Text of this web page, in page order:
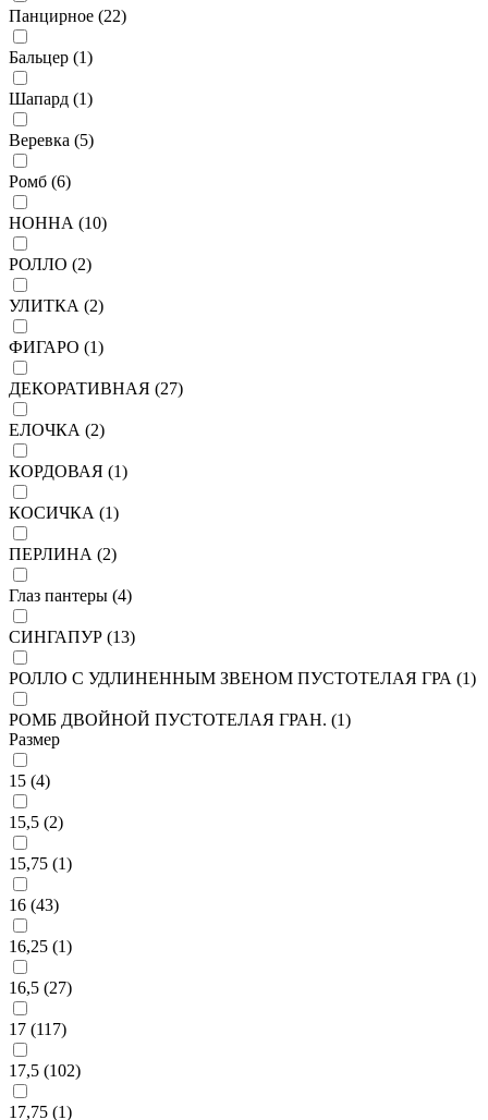
Панцирное (22)
Бальцер (1)
Шапард (1)
Веревка (5)
Ромб (6)
НОННА (10)
РОЛЛО (2)
УЛИТКА (2)
ФИГАРО (1)
ДЕКОРАТИВНАЯ (27)
ЕЛОЧКА (2)
КОРДОВАЯ (1)
КОСИЧКА (1)
ПЕРЛИНА (2)
Глаз пантеры (4)
СИНГАПУР (13)
РОЛЛО С УДЛИНЕННЫМ ЗВЕНОМ ПУСТОТЕЛАЯ ГРА (1)
РОМБ ДВОЙНОЙ ПУСТОТЕЛАЯ ГРАН. (1)
Размер
15 (4)
15,5 (2)
15,75 (1)
16 (43)
16,25 (1)
16,5 (27)
17 (117)
17,5 (102)
17,75 (1)